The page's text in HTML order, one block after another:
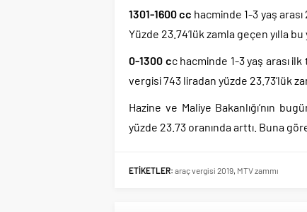
1301-1600 cc hacminde 1-3 yaş arası
Yüzde 23.74’lük zamla geçen yılla
0-1300 cc hacminde 1-3 yaş arası
vergisi 743 liradan yüzde 23.73’lük
Hazine ve Maliye Bakanlığı’nın
yüzde 23.73 oranında arttı. Buna göre
ETİKETLER: araç vergisi 2019, MTV zammı